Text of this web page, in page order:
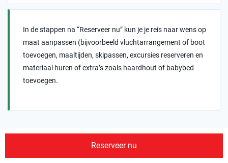
In de stappen na “Reserveer nu” kun je je reis naar wens op
maat aanpassen (bijvoorbeeld vluchtarrangement of boot
toevoegen, maaltijden, skipassen, excursies reserveren en
materiaal huren of extra’s zoals haardhout of babybed
toevoegen.
Reserveer nu